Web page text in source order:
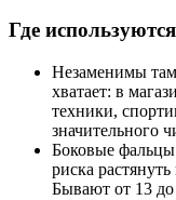
Где используются
Незаменимы
хватает: в
техники,
значительного
Боковые фальцы
риска
Бывают от 13